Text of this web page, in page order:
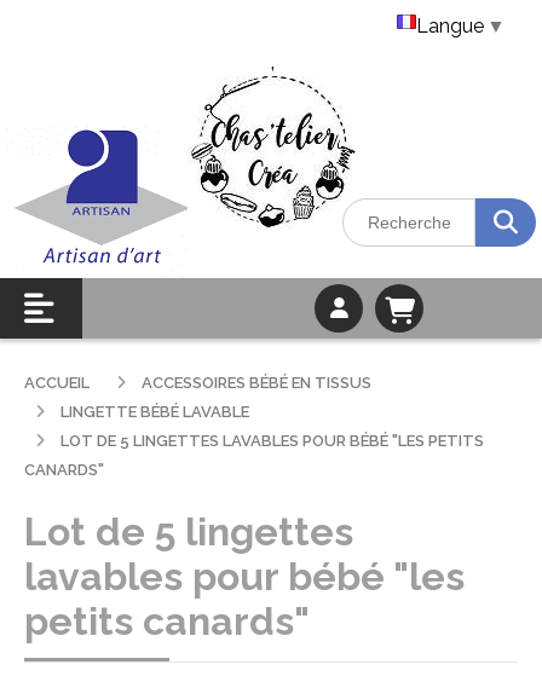
ACCUEIL
ACCESSOIRES BÉBÉ EN TISSUS
LINGETTE BÉBÉ LAVABLE
LOT DE 5 LINGETTES LAVABLES POUR BÉBÉ "LES PETITS
CANARDS"
Lot de 5 lingettes
lavables pour bébé "les
petits canards"
Langue ▼